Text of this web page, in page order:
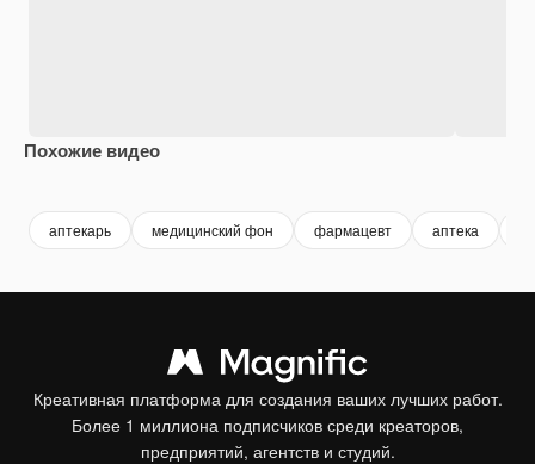
Похожие видео
аптекарь медицинский фон фармацевт аптека
Креативная платформа для создания ваших лучших работ.
Более 1 миллиона подписчиков среди креаторов,
предприятий, агентств и студий.